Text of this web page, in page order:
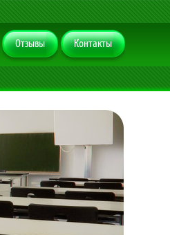
Отзывы Контакты